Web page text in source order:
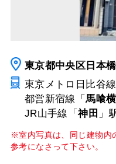
東京都中央区日本
東京メトロ日比谷線
都営新宿線「馬喰
JR山手線「神田 」
※室内写真は、同じ建物
参考になさって下さい。